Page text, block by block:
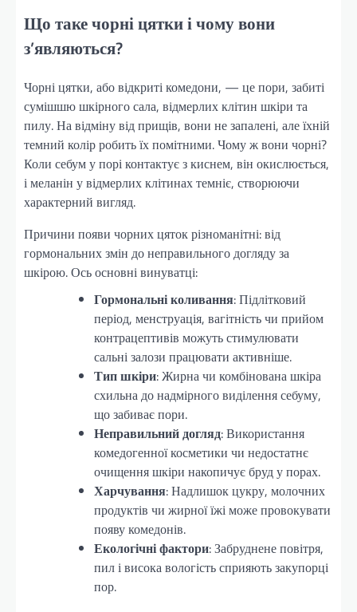
Що таке чорні цятки і чому вони
з’являються?
Чорні цятки, або відкриті комедони, — це пори, забиті
сумішшю шкірного сала, відмерлих клітин шкіри та
пилу. На відміну від прищів, вони не запалені, але їхній
темний колір робить їх помітними. Чому ж вони чорні?
Коли себум у порі контактує з киснем, він окислюється,
і меланін у відмерлих клітинах темніє, створюючи
характерний вигляд.
Причини появи чорних цяток різноманітні: від
гормональних змін до неправильного догляду за
шкірою. Ось основні винуватці:
Гормональні коливання: Підлітковий
період, менструація, вагітність чи прийом
контрацептивів можуть стимулювати
сальні залози працювати активніше.
Тип шкіри: Жирна чи комбінована шкіра
схильна до надмірного виділення себуму,
що забиває пори.
Неправильний догляд: Використання
комедогенної косметики чи недостатнє
очищення шкіри накопичує бруд у порах.
Харчування: Надлишок цукру, молочних
продуктів чи жирної їжі може провокувати
появу комедонів.
Екологічні фактори: Забруднене повітря,
пил і висока вологість сприяють закупорці
пор.